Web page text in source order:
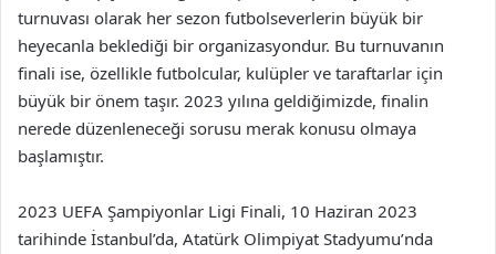
turnuvası olarak her sezon futbolseverlerin büyük bir
heyecanla beklediği bir organizasyondur. Bu turnuvanın
finali ise, özellikle futbolcular, kulüpler ve taraftarlar için
büyük bir önem taşır. 2023 yılına geldiğimizde, finalin
nerede düzenleneceği sorusu merak konusu olmaya
başlamıştır.
2023 UEFA Şampiyonlar Ligi Finali, 10 Haziran 2023
tarihinde İstanbul’da, Atatürk Olimpiyat Stadyumu’nda